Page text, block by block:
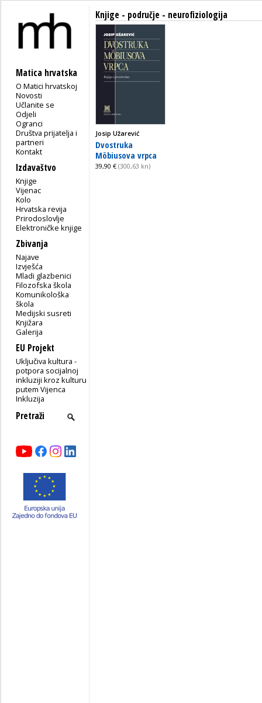
Matica hrvatska
O Matici hrvatskoj
Novosti
Učlanite se
Odjeli
Ogranci
Društva prijatelja i
partneri
Kontakt
Izdavaštvo
Knjige
Vijenac
Kolo
Hrvatska revija
Prirodoslovlje
Elektroničke knjige
Zbivanja
Najave
Izvješća
Mladi glazbenici
Filozofska škola
Komunikološka
škola
Medijski susreti
Knjižara
Galerija
EU Projekt
Uključiva kultura -
potpora socijalnoj
inkluziji kroz kulturu
putem Vijenca
Inkluzija
Knjige - područje - neurofiziologija
Josip Užarević
Dvostruka
Möbiusova vrpca
39,90 € (300,63 kn)